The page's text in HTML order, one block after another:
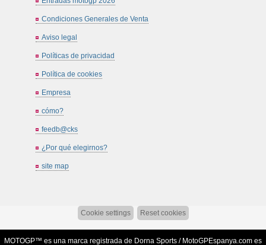
Condiciones Generales de Venta
Aviso legal
Políticas de privacidad
Política de cookies
Empresa
cómo?
feedb@cks
¿Por qué elegirnos?
site map
Cookie settings Reset cookies
MOTOGP™ es una marca registrada de Dorna Sports / MotoGPEspanya.com es